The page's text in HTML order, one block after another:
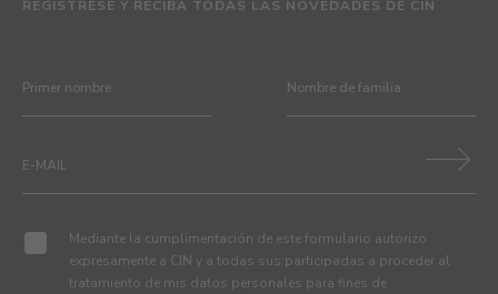
REGÍSTRESE Y RECIBA TODAS LAS NOVEDADES DE CIN
Mediante la cumplimentación de este formulario autorizo
expresamente a CIN y a todas sus participadas a proceder al
tratamiento de mis datos personales para fines de